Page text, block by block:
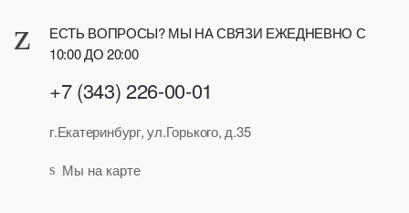
ЕСТЬ ВОПРОСЫ? МЫ НА СВЯЗИ ЕЖЕДНЕВНО С
10:00 ДО 20:00
+7 (343) 226-00-01
г.Екатеринбург, ул.Горького, д.35
Мы на карте